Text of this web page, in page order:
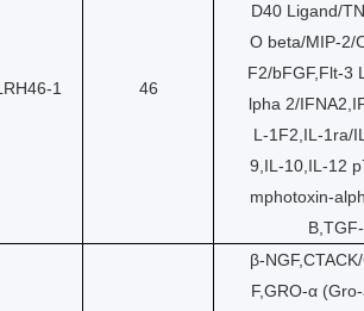
1 46
D40 Ligand/
O beta/MIP-2/
F2/bFGF,Flt-3
lpha 2/
L-1F2,IL-1ra/
9,IL-10,IL-12
mphotoxin-
β-
F,GRO-α